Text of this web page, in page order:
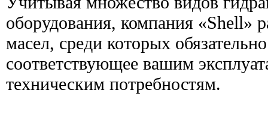
оборудования, компания «Shell»
масел, среди которых
соответствующее вашим
техническим потребностям.